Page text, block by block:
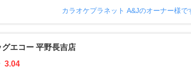
カラオケプラネット A&Jのオーナー様で
グエコー 平野長吉店
3.04